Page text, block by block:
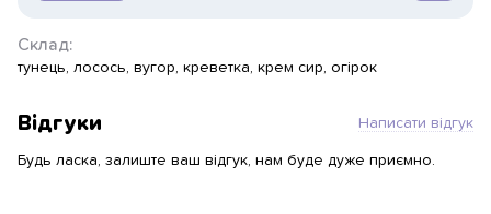
Склад:
тунець, лосось, вугор, креветка, крем сир, огірок
Відгуки Написати відгук
Будь ласка, залиште ваш відгук, нам буде дуже приємно.